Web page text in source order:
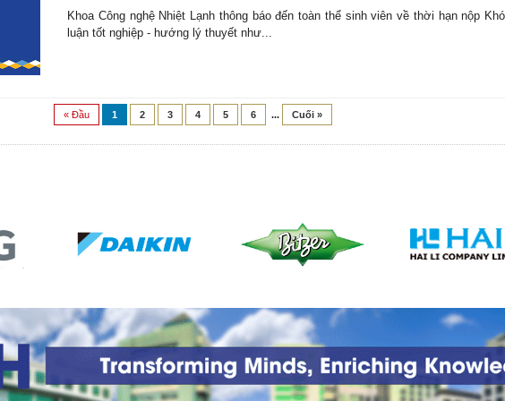
Khoa Công nghệ Nhiệt Lạnh thông báo đến toàn thể sinh viên về thời hạn nộp
luận tốt nghiệp - hướng lý thuyết như...
« Đầu 1 2 3 4 5 6 ... Cuối »